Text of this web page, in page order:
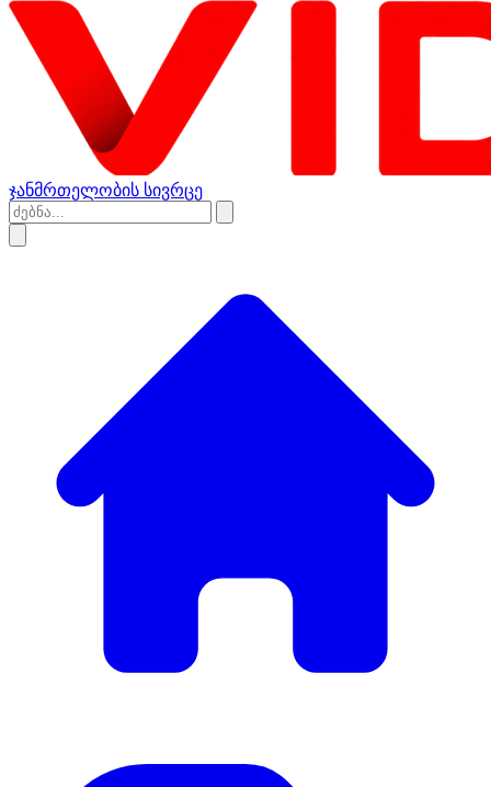
ჯანმრთელობის სივრცე